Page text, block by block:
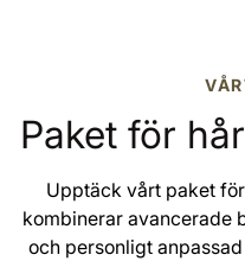
Paket för
Upptäck vårt paket för
kombinerar avancerade
och personligt